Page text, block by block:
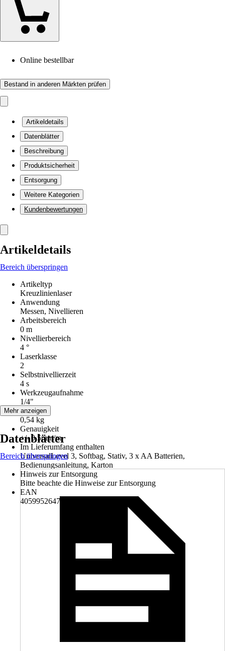
Online bestellbar
Bestand in anderen Märkten prüfen
Artikeldetails
Datenblätter
Beschreibung
Produktsicherheit
Entsorgung
Weitere Kategorien
Kundenbewertungen
Artikeldetails
Bereich überspringen
Artikeltyp
Kreuzlinienlaser
Anwendung
Messen, Nivellieren
Arbeitsbereich
0 m
Nivellierbereich
4 °
Laserklasse
2
Selbstnivellierzeit
4 s
Werkzeugaufnahme
1/4"
Gewicht
0,54 kg
Genauigkeit
+/- 0,5mm/m
Im Lieferumfang enthalten
UniversalLevel 3, Softbag, Stativ, 3 x AA Batterien,
Bedienungsanleitung, Karton
Hinweis zur Entsorgung
Bitte beachte die Hinweise zur Entsorgung
EAN
4059952647999
Mehr anzeigen
Datenblätter
Bereich überspringen